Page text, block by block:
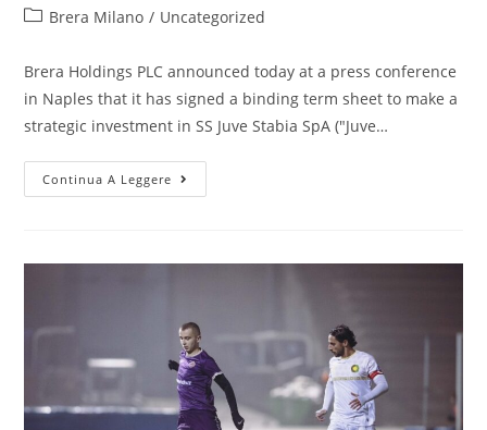
Brera Milano / Uncategorized
Brera Holdings PLC announced today at a press conference
in Naples that it has signed a binding term sheet to make a
strategic investment in SS Juve Stabia SpA ("Juve…
Continua A Leggere